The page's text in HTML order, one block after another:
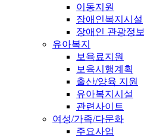
이동지원
장애인복지시설
장애인 관광정보
유아복지
보육료지원
보육시행계획
출산/양육 지원
유아복지시설
관련사이트
여성/가족/다문화
주요사업